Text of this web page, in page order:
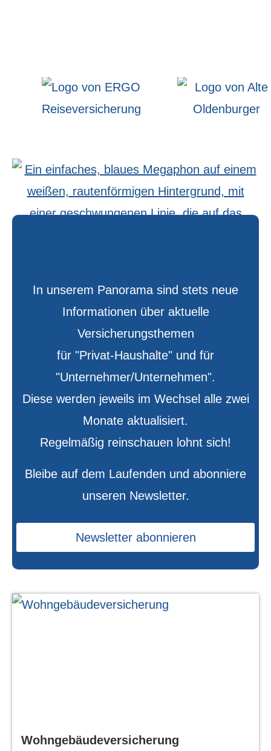
In unserem Panorama sind stets neue
Informationen über aktuelle
Versicherungsthemen
für "Privat-Haushalte" und für
"Unternehmer/Unternehmen".
Diese werden jeweils im Wechsel alle zwei
Monate aktualisiert.
Regelmäßig reinschauen lohnt sich!
Bleibe auf dem Laufenden und abonniere
unseren Newsletter.
Newsletter abonnieren
Wohngebäudeversicherung